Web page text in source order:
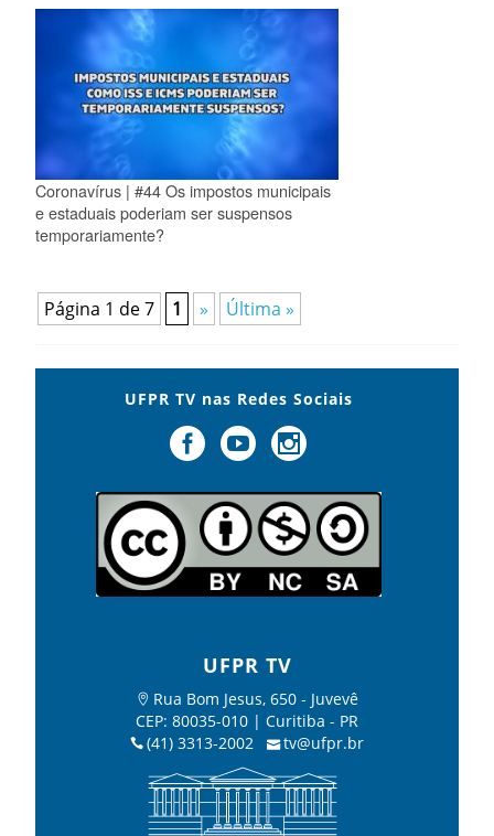
Coronavírus | #44 Os impostos municipais
e estaduais poderiam ser suspensos
temporariamente?
Página 1 de 7 1 » Última »
UFPR TV nas Redes Sociais
UFPR TV
Rua Bom Jesus, 650 - Juvevê
CEP: 80035-010 | Curitiba - PR
(41) 3313-2002
tv@ufpr.br